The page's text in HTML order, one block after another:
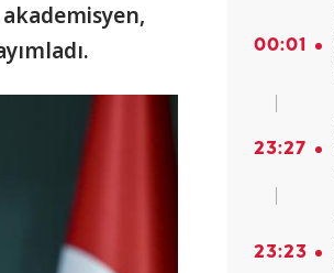
akademisyen,
00:01
23:27
23:23